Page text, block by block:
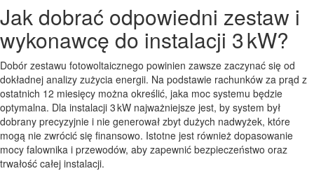
Jak dobrać odpowiedni zestaw i
wykonawcę do instalacji 3 kW?
Dobór zestawu fotowoltaicznego powinien zawsze zaczynać się od
dokładnej analizy zużycia energii. Na podstawie rachunków za prąd z
ostatnich 12 miesięcy można określić, jaka moc systemu będzie
optymalna. Dla instalacji 3 kW najważniejsze jest, by system był
dobrany precyzyjnie i nie generował zbyt dużych nadwyżek, które
mogą nie zwrócić się finansowo. Istotne jest również dopasowanie
mocy falownika i przewodów, aby zapewnić bezpieczeństwo oraz
trwałość całej instalacji.